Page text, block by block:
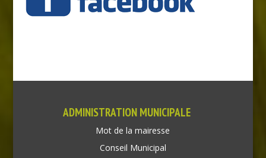
ADMINISTRATION MUNICIPALE
Mot de la mairesse
Conseil Municipal